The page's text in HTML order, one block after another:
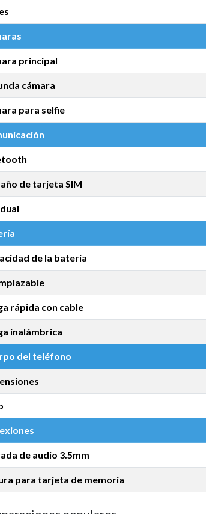
principal
cámara
para selfie
de tarjeta SIM
de la batería
rápida con cable
inalámbrica
del teléfono
de audio 3.5mm
para tarjeta de memoria